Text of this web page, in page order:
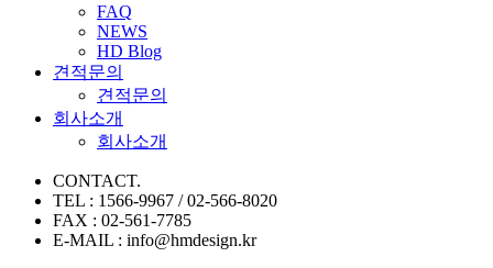
FAQ
NEWS
HD Blog
견적문의
견적문의
회사소개
회사소개
CONTACT.
TEL : 1566-9967 / 02-566-8020
FAX : 02-561-7785
E-MAIL : info@hmdesign.kr